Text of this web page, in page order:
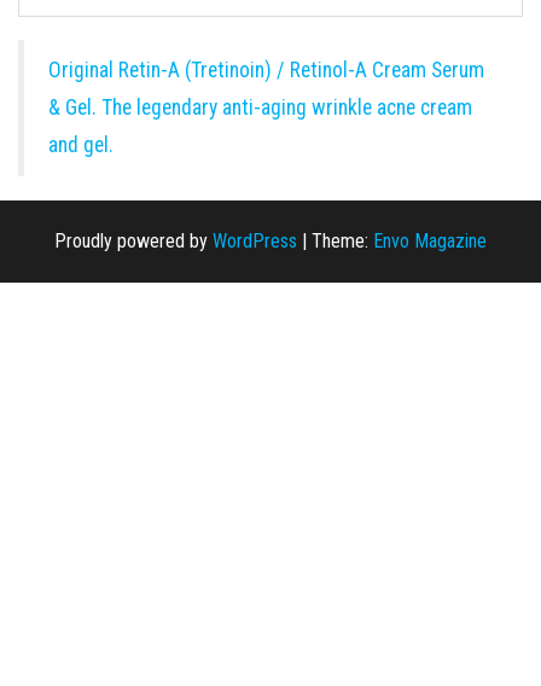
Original Retin-A (Tretinoin) / Retinol-A Cream Serum
& Gel. The legendary anti-aging wrinkle acne cream
and gel.
Proudly powered by WordPress Theme: Envo Magazine